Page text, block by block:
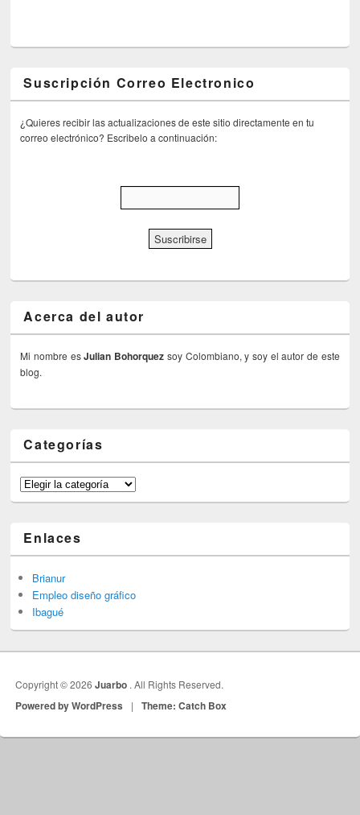
Suscripción Correo Electronico
¿Quieres recibir las actualizaciones de este sitio directamente en tu
correo electrónico? Escribelo a continuación:
Acerca del autor
Mi nombre esJulian Bohorquez soy Colombiano, y soy el autor de este
blog.
Categorías
Categorías
Enlaces
Brianur
Empleo diseño gráfico
Ibagué
Copyright © 2026Juarbo . All Rights Reserved.
Powered by WordPress | Theme: Catch Box